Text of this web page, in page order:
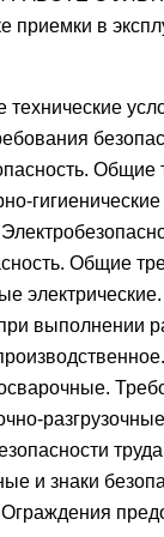
в
Общие
Общие
выполнении
и знаки